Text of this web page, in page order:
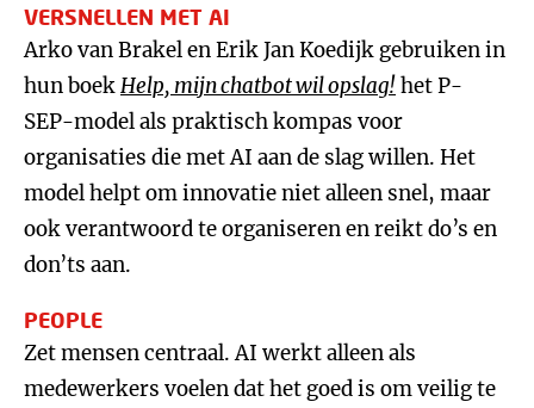
VERSNELLEN MET AI
Arko van Brakel en Erik Jan Koedijk gebruiken in
hun boekHelp, mijn chatbot wil opslag! het P-
SEP-model als praktisch kompas voor
organisaties die met AI aan de slag willen. Het
model helpt om innovatie niet alleen snel, maar
ook verantwoord te organiseren en reikt do’s en
don’ts aan.
PEOPLE
Zet mensen centraal. AI werkt alleen als
medewerkers voelen dat het goed is om veilig te